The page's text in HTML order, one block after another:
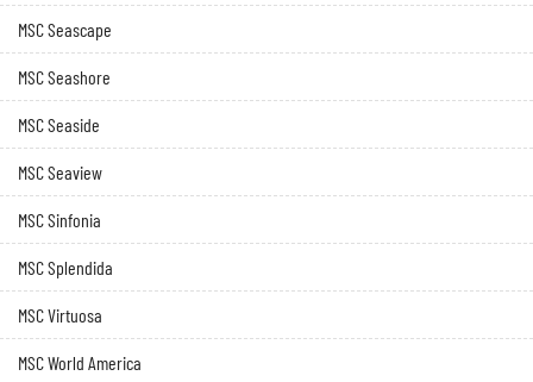
MSC Seascape
MSC Seashore
MSC Seaside
MSC Seaview
MSC Sinfonia
MSC Splendida
MSC Virtuosa
MSC World America